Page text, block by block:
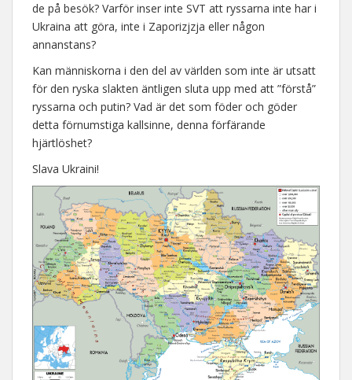
de på besök? Varför inser inte SVT att ryssarna inte har i
Ukraina att göra, inte i Zaporizjzja eller någon
annanstans?
Kan människorna i den del av världen som inte är utsatt
för den ryska slakten äntligen sluta upp med att ”förstå”
ryssarna och putin? Vad är det som föder och göder
detta förnumstiga kallsinne, denna förfärande
hjärtlöshet?
Slava Ukraini!